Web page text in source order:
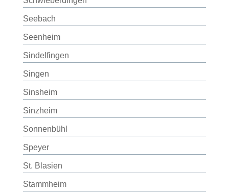
Seebach
Seenheim
Sindelfingen
Singen
Sinsheim
Sinzheim
Sonnenbühl
Speyer
St. Blasien
Stammheim